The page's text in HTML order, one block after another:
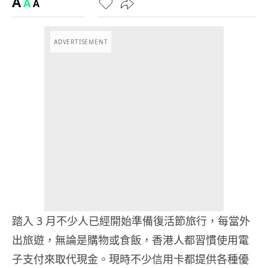
AA
ADVERTISEMENT
踏入 3 月不少人已經開始準備復活節旅行，每當外
出旅遊，無論是購物或食飯，香港人都習慣使用電
子支付來取代現金。現時不少信用卡都提供各種優